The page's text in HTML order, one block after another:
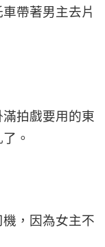
帶著男主去片
拍戲要用的東
。
，因為女主不